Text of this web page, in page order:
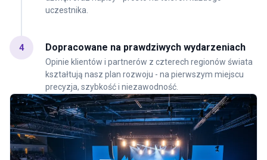
uczestnika.
4 Dopracowane na prawdziwych wydarzeniach
Opinie klientów i partnerów z czterech regionów świata
kształtują nasz plan rozwoju - na pierwszym miejscu
precyzja, szybkość i niezawodność.